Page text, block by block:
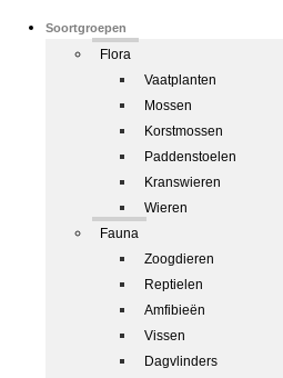
Soortgroepen
Flora
Vaatplanten
Mossen
Korstmossen
Paddenstoelen
Kranswieren
Wieren
Fauna
Zoogdieren
Reptielen
Amfibieën
Vissen
Dagvlinders